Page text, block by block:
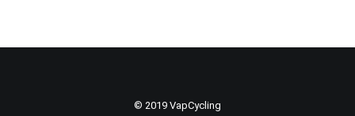
© 2019 VapCycling